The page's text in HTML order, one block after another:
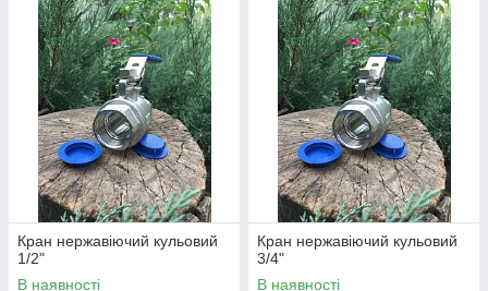
Кран нержавіючий кульовий
1/2"
В наявності
Кран нержавіючий кульовий
3/4"
В наявності